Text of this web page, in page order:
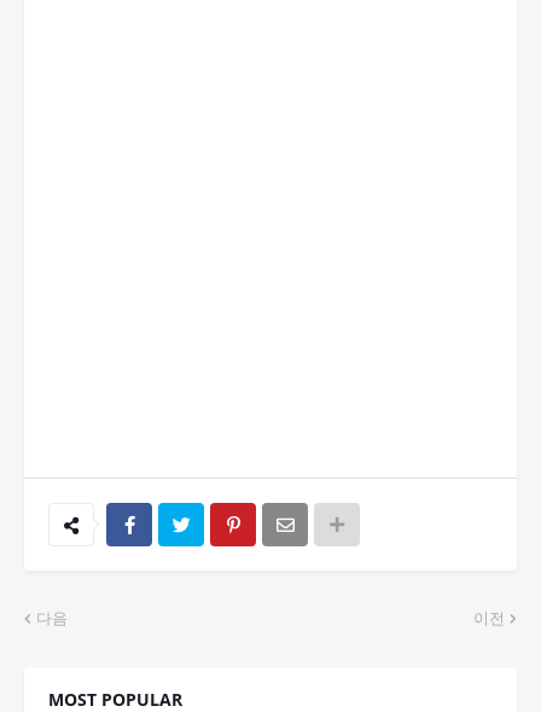
다음 이전
MOST POPULAR